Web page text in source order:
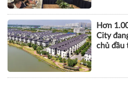
Hơn
City
chủ đầu